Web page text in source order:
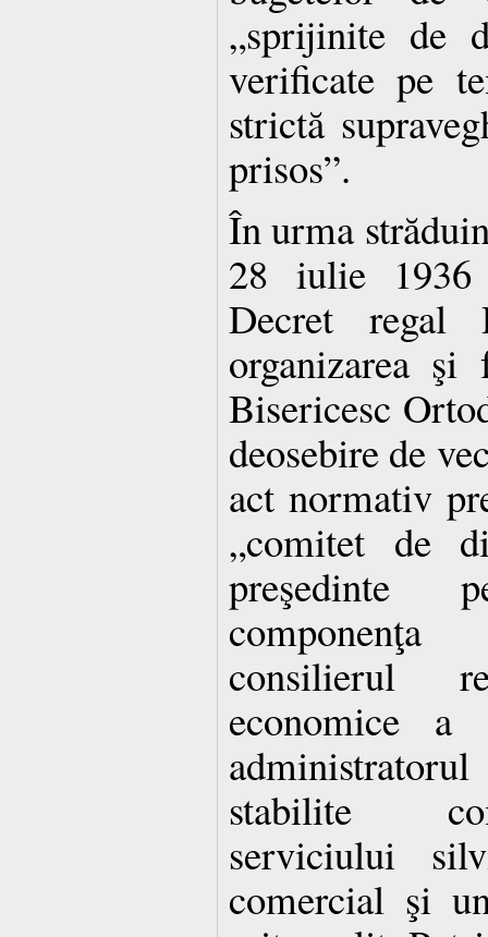
„sprijinite de
verificate pe
strictă
prisos”.
În urma
28 iulie 1936
Decret regal
organizarea şi
Bisericesc
deosebire de
act normativ
„comitet de
preşedinte
consilierul
economice a
stabilite
serviciului
comercial şi